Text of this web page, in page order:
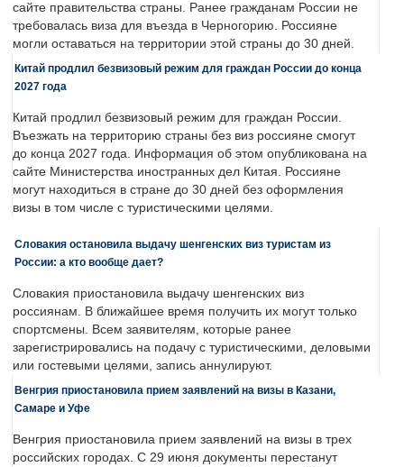
сайте правительства страны. Ранее гражданам России не
требовалась виза для въезда в Черногорию. Россияне
могли оставаться на территории этой страны до 30 дней.
Китай продлил безвизовый режим для граждан России до конца
2027 года
Китай продлил безвизовый режим для граждан России.
Въезжать на территорию страны без виз россияне смогут
до конца 2027 года. Информация об этом опубликована на
сайте Министерства иностранных дел Китая. Россияне
могут находиться в стране до 30 дней без оформления
визы в том числе с туристическими целями.
Словакия остановила выдачу шенгенских виз туристам из
России: а кто вообще дает?
Словакия приостановила выдачу шенгенских виз
россиянам. В ближайшее время получить их могут только
спортсмены. Всем заявителям, которые ранее
зарегистрировались на подачу с туристическими, деловыми
или гостевыми целями, запись аннулируют.
Венгрия приостановила прием заявлений на визы в Казани,
Самаре и Уфе
Венгрия приостановила прием заявлений на визы в трех
российских городах. С 29 июня документы перестанут